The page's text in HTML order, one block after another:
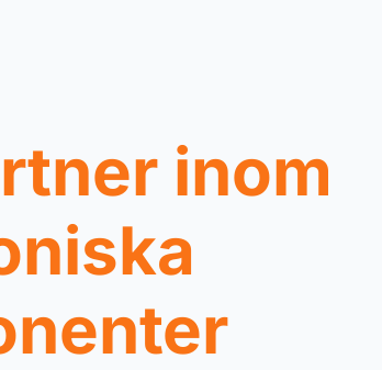
inom